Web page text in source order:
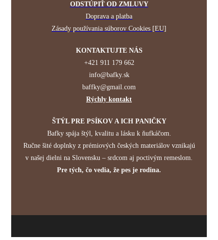
ODSTÚPIŤ OD ZMLUVY
Doprava a platba
Zásady používania súborov Cookies [EU]
KONTAKTUJTE NÁS
+421 911 179 662
info@bafky.sk
baffky@gmail.com
Rýchly kontakt
ŠTÝL PRE PSÍKOV A ICH PANIČKY
Bafky spája štýl, kvalitu a lásku k ňufkáčom.
Ručne šité doplnky z prémiových českých materiálov vznikajú
v našej dielni na Slovensku – srdcom aj poctivým remeslom.
Pre tých, čo vedia, že pes je rodina.